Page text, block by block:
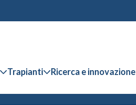
Trapianti Ricerca e innovazione